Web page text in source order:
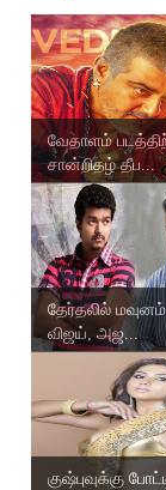
வேதாளம்
சான்றிதழ் தீப...
தேர்தலில்
விஜய், அஜ...
குஷ்புவுக்கு